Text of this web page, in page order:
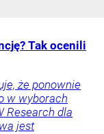
Tak ocenili
że ponownie
w wyborach
Research dla
jest